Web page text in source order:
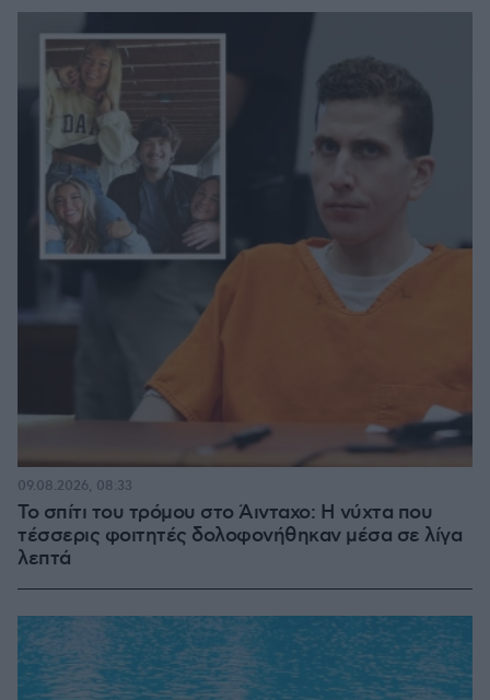
Το σπίτι του τρόμου στο Άινταχο: Η νύχτα που
τέσσερις φοιτητές δολοφονήθηκαν μέσα σε λίγα
λεπτά
09.08.2026, 08:33